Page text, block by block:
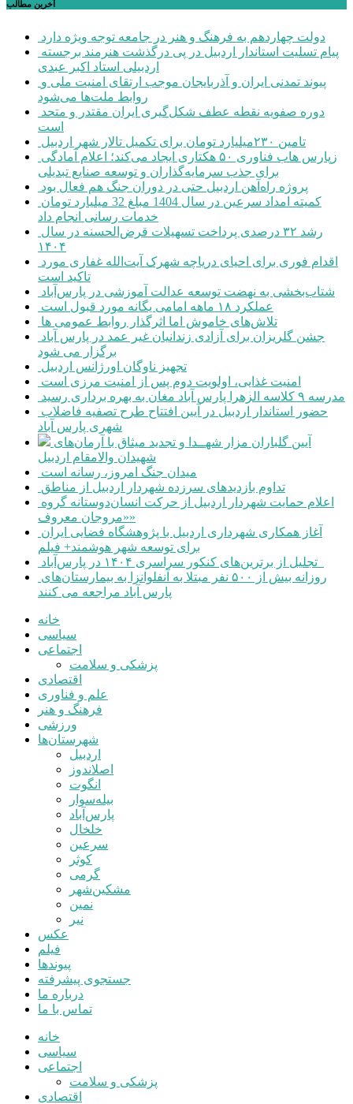
آخرین مطالب
دولت چهاردهم به فرهنگ و هنر در جامعه توجه ویژه دارد
اردبیلی استاد اکبر عبدی
روابط ملت‌ها می‌شود
است
تامین ۲۳۰میلیارد تومان برای تکمیل تالار شهر اردبیل
برای جذب سرمایه‌گذاران و توسعه صنایع تبدیلی
پروژه راه‌آهن اردبیل حتی در دوران جنگ هم فعال بود
خدمات رسانی انجام داد
۱۴۰۴
تاکید است
شتاب‌بخشی به نهضت توسعه عدالت آموزشی در پارس‌آباد
عملکرد ۱۸ ماهه امامی یگانه مورد قبول است
تلاش‌های خاموش اما اثرگذار روابط عمومی ها
برگزار می شود
تجهیز ناوگان اورژانس اردبیل
امنیت غذایی، اولویت دوم پس از امنیت مرزی است
مدرسه ۹ کلاسه الزهرا پارس آباد مغان به بهره برداری رسید
شهری پارس آباد
شهیدان والامقام اردبیل
میدان جنگ امروز، رسانه است
تداوم بازدیدهای سرزده شهردار اردبیل از مناطق
«مروجان معروف»
برای توسعه شهر هوشمند+ فیلم
پارس آباد مراجعه می کنند
خانه
سیاسی
اجتماعی
پزشکی و سلامت
اقتصادی
علم و فناوری
فرهنگ و هنر
ورزشی
شهرستان‌ها
اردبیل
اصلاندوز
انگوت
بیله‌سوار
پارس‌آباد
خلخال
سرعین
کوثر
گرمی
مشکین‌شهر
نمین
نیر
عکس
فیلم
پیوندها
جستجوی پیشرفته
درباره ما
تماس با ما
خانه
سیاسی
اجتماعی
پزشکی و سلامت
اقتصادی